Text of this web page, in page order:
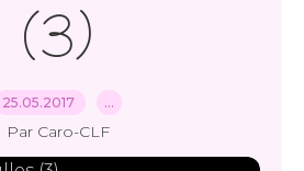
(3)
25.05.2017 …
Par Caro-CLF